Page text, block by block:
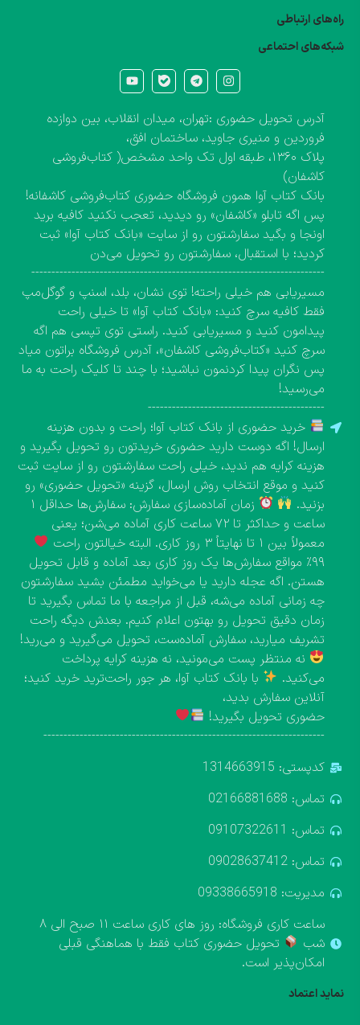
راه‌های ارتباطی
شبکه‌های احتماعی
آدرس تحویل حضوری :تهران، میدان انقلاب، بین دوازده
فروردین و منیری جاوید، ساختمان افق،
پلاک ۱۳۶۰، طبقه اول تک واحد مشخص( کتاب‌فروشی
کاشفان)
بانک کتاب آوا همون فروشگاه حضوری کتاب‌فروشی کاشفانه!
پس اگه تابلو «کاشفان» رو دیدید، تعجب نکنید کافیه برید
اونجا و بگید سفارشتون رو از سایت «بانک کتاب آوا» ثبت
کردید؛ با استقبال، سفارشتون رو تحویل می‌دن
-------------------------------------------------------------------------
مسیریابی هم خیلی راحته! توی نشان، بلد، اسنپ و گوگل‌مپ
فقط کافیه سرچ کنید: «بانک کتاب آوا» تا خیلی راحت
پیدامون کنید و مسیریابی کنید. راستی توی تپسی هم اگه
سرچ کنید «کتاب‌فروشی کاشفان»، آدرس فروشگاه براتون میاد
پس نگران پیدا کردنمون نباشید؛ با چند تا کلیک راحت به ما
می‌رسید!
--------------------------------------------
خرید حضوری از بانک کتاب آوا؛ راحت و بدون هزینه
ارسال! اگه دوست دارید حضوری خریدتون رو تحویل بگیرید و
هزینه کرایه هم ندید، خیلی راحت سفارشتون رو از سایت ثبت
کنید و موقع انتخاب روش ارسال، گزینه «تحویل حضوری» رو
بزنید.
زمان آماده‌سازی سفارش: سفارش‌ها حداقل ۱
ساعت و حداکثر تا ۷۲ ساعت کاری آماده می‌شن؛ یعنی
معمولاً بین ۱ تا نهایتاً ۳ روز کاری. البته خیالتون راحت
۹۹٪ مواقع سفارش‌ها یک روز کاری بعد آماده و قابل تحویل
هستن. اگه عجله دارید یا می‌خواید مطمئن بشید سفارشتون
چه زمانی آماده می‌شه، قبل از مراجعه با ما تماس بگیرید تا
زمان دقیق تحویل رو بهتون اعلام کنیم. بعدش دیگه راحت
تشریف میارید، سفارش آماده‌ست، تحویل می‌گیرید و می‌رید!
نه منتظر پست می‌مونید، نه هزینه کرایه پرداخت
می‌کنید.
با بانک کتاب آوا، هر جور راحت‌ترید خرید کنید؛
آنلاین سفارش بدید،
حضوری تحویل بگیرید!
----------------------------------------------------------------------
کدپستی: 1314663915
تماس: 02166881688
تماس: 09107322611
تماس: 09028637412
مدیریت: 09338665918
ساعت کاری فروشگاه: روز های کاری ساعت ۱۱ صبح الی ۸
شب
تحویل حضوری کتاب فقط با هماهنگی قبلی
امکان‌پذیر است.
نماید اعتماد